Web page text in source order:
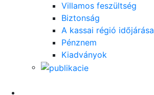
Villamos feszültség
Biztonság
A kassai régió időjárása
Pénznem
Kiadványok